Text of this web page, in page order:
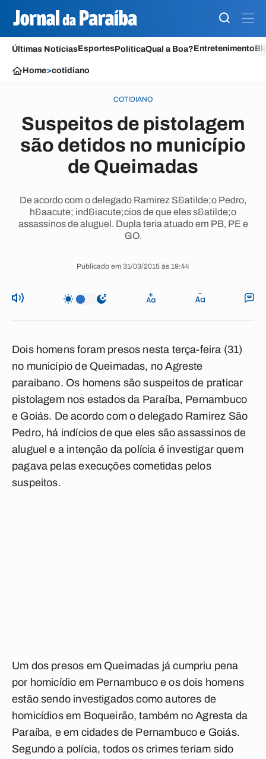
Últimas NotíciasEsportesPolíticaQual a Boa?Entretenimento
Home>cotidiano
COTIDIANO
Suspeitos de pistolagem
são detidos no município
de Queimadas
De acordo com o delegado Ramirez S&atilde;o Pedro,
h&aacute; ind&iacute;cios de que eles s&atilde;o
assassinos de aluguel. Dupla teria atuado em PB, PE e
GO.
Publicado em 31/03/2015 às 19:44
Dois homens foram presos nesta terça-feira (31)
no município de Queimadas, no Agreste
paraibano. Os homens são suspeitos de praticar
pistolagem nos estados da Paraíba, Pernambuco
e Goiás. De acordo com o delegado Ramirez São
Pedro, há indícios de que eles são assassinos de
aluguel e a intenção da polícia é investigar quem
pagava pelas execuções cometidas pelos
suspeitos.
Um dos presos em Queimadas já cumpriu pena
por homicídio em Pernambuco e os dois homens
estão sendo investigados como autores de
homicídios em Boqueirão, também no Agresta da
Paraíba, e em cidades de Pernambuco e Goiás.
Segundo a polícia, todos os crimes teriam sido